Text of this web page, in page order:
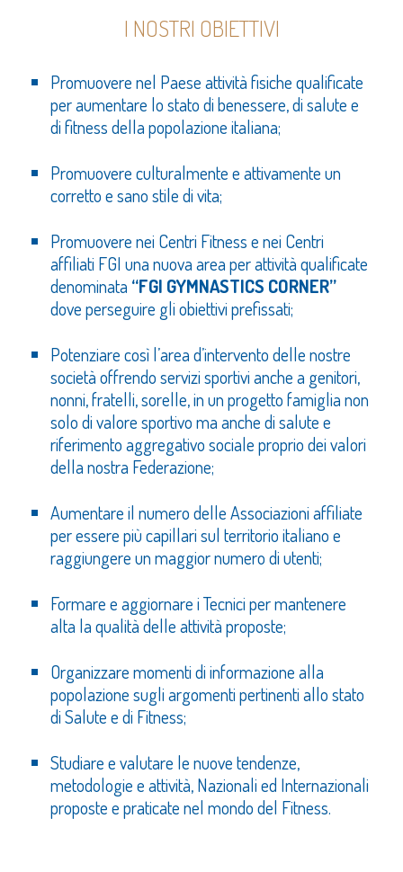
I NOSTRI OBIETTIVI
Promuovere nel Paese attività fisiche qualificate
per aumentare lo stato di benessere, di salute e
di fitness della popolazione italiana;
Promuovere culturalmente e attivamente un
corretto e sano stile di vita;
Promuovere nei Centri Fitness e nei Centri
affiliati FGI una nuova area per attività qualificate
denominata “FGI GYMNASTICS CORNER”
dove perseguire gli obiettivi prefissati;
Potenziare così l’area d’intervento delle nostre
società offrendo servizi sportivi anche a genitori,
nonni, fratelli, sorelle, in un progetto famiglia non
solo di valore sportivo ma anche di salute e
riferimento aggregativo sociale proprio dei valori
della nostra Federazione;
Aumentare il numero delle Associazioni affiliate
per essere più capillari sul territorio italiano e
raggiungere un maggior numero di utenti;
Formare e aggiornare i Tecnici per mantenere
alta la qualità delle attività proposte;
Organizzare momenti di informazione alla
popolazione sugli argomenti pertinenti allo stato
di Salute e di Fitness;
Studiare e valutare le nuove tendenze,
metodologie e attività, Nazionali ed Internazionali
proposte e praticate nel mondo del Fitness.